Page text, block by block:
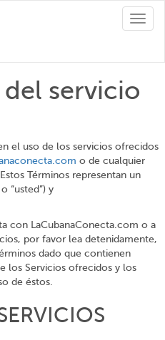
servicio
el uso de los servicios ofrecidos
o de cualquier
Términos representan un
“usted”) y
con LaCubanaConecta.com o a
por favor lea detenidamente,
dado que contienen
los Servicios ofrecidos y los
de éstos.